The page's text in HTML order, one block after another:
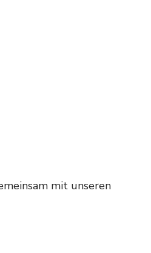
mit unseren